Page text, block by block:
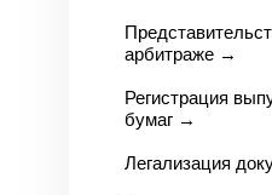
арбитраже →
Регистрация
бумаг →
Легализация